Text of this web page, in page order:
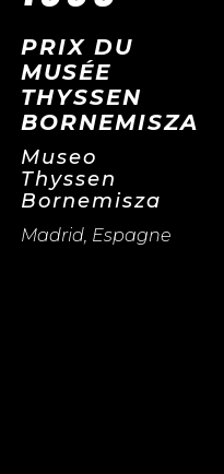
PRIX DU
MUSÉE
THYSSEN
BORNEMISZA
Museo
Thyssen
Bornemisza
Madrid, Espagne